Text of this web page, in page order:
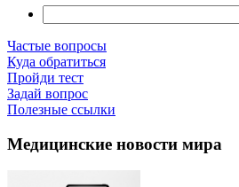
Частые вопросы
Куда обратиться
Пройди тест
Задай вопрос
Полезные ссылки
Медицинские новости мира